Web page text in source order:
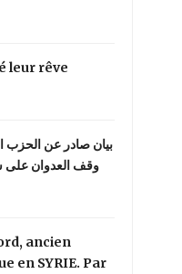
leur rêve
بيان صادر عن الحزب
وقف العدوان على
ancien
en SYRIE. Par